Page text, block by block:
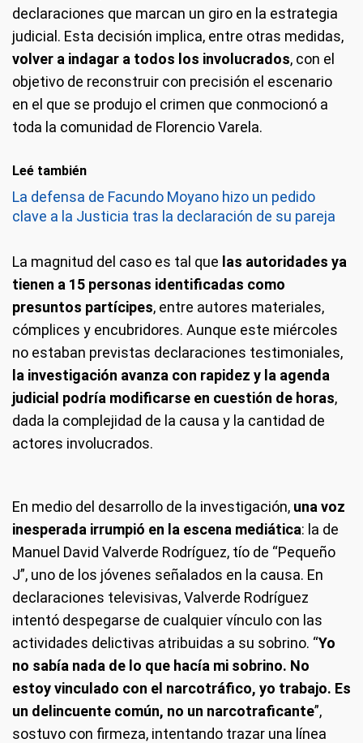
declaraciones que marcan un giro en la estrategia
judicial. Esta decisión implica, entre otras medidas,
volver a indagar a todos los involucrados, con el
objetivo de reconstruir con precisión el escenario
en el que se produjo el crimen que conmocionó a
toda la comunidad de Florencio Varela.
Leé también
La defensa de Facundo Moyano hizo un pedido
clave a la Justicia tras la declaración de su pareja
La magnitud del caso es tal que las autoridades ya
tienen a 15 personas identificadas como
presuntos partícipes, entre autores materiales,
cómplices y encubridores. Aunque este miércoles
no estaban previstas declaraciones testimoniales,
la investigación avanza con rapidez y la agenda
judicial podría modificarse en cuestión de horas,
dada la complejidad de la causa y la cantidad de
actores involucrados.
En medio del desarrollo de la investigación, una voz
inesperada irrumpió en la escena mediática: la de
Manuel David Valverde Rodríguez, tío de “Pequeño
J”, uno de los jóvenes señalados en la causa. En
declaraciones televisivas, Valverde Rodríguez
intentó despegarse de cualquier vínculo con las
actividades delictivas atribuidas a su sobrino. “Yo
no sabía nada de lo que hacía mi sobrino. No
estoy vinculado con el narcotráfico, yo trabajo. Es
un delincuente común, no un narcotraficante”,
sostuvo con firmeza, intentando trazar una línea